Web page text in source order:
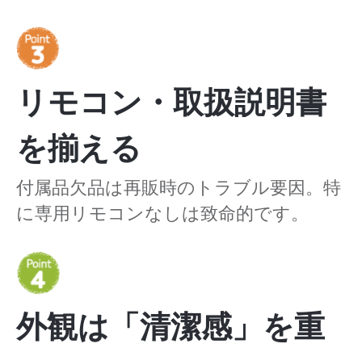
リモコン・取扱説明書
を揃える
付属品欠品は再販時のトラブル要因。特
に専用リモコンなしは致命的です。
外観は「清潔感」を重